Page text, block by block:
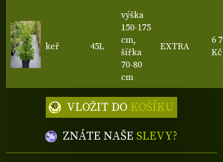
keř 45L
výška
150-175
cm,
šířka
70-80
cm
EXTRA
6
Kč
ZNÁTE NAŠE SLEVY?
VLOŽIT DO KOŠÍKU